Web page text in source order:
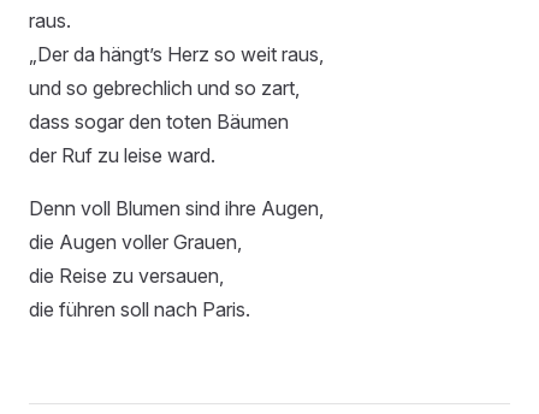
raus.
„Der da hängt’s Herz so weit raus,
und so gebrechlich und so zart,
dass sogar den toten Bäumen
der Ruf zu leise ward.
Denn voll Blumen sind ihre Augen,
die Augen voller Grauen,
die Reise zu versauen,
die führen soll nach Paris.